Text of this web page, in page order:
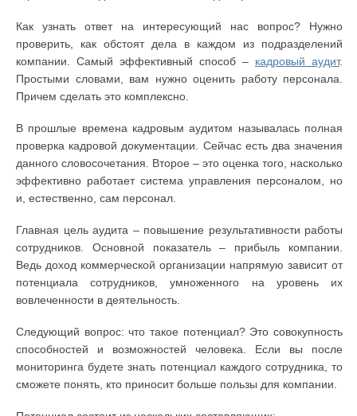
Как узнать ответ на интересующий нас вопрос? Нужно
проверить, как обстоят дела в каждом из подразделений
компании. Самый эффективный способ – кадровый аудит.
Простыми словами, вам нужно оценить работу персонала.
Причем сделать это комплексно.
В прошлые времена кадровым аудитом называлась полная
проверка кадровой документации. Сейчас есть два значения
данного словосочетания. Второе – это оценка того, насколько
эффективно работает система управления персоналом, но
и, естественно, сам персонал.
Главная цель аудита – повышение результативности работы
сотрудников. Основной показатель – прибыль компании.
Ведь доход коммерческой организации напрямую зависит от
потенциала сотрудников, умноженного на уровень их
вовлеченности в деятельность.
Следующий вопрос: что такое потенциал? Это совокупность
способностей и возможностей человека. Если вы после
мониторинга будете знать потенциал каждого сотрудника, то
сможете понять, кто приносит больше пользы для компании.